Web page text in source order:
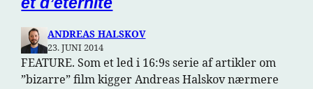
ANDREAS HALSKOV
23. JUNI 2014
FEATURE. Som et led i 16:9s serie af artikler om
”bizarre” film kigger Andreas Halskov nærmere